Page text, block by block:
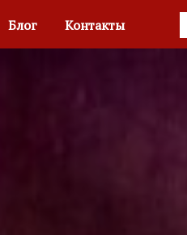
Блог Контакты